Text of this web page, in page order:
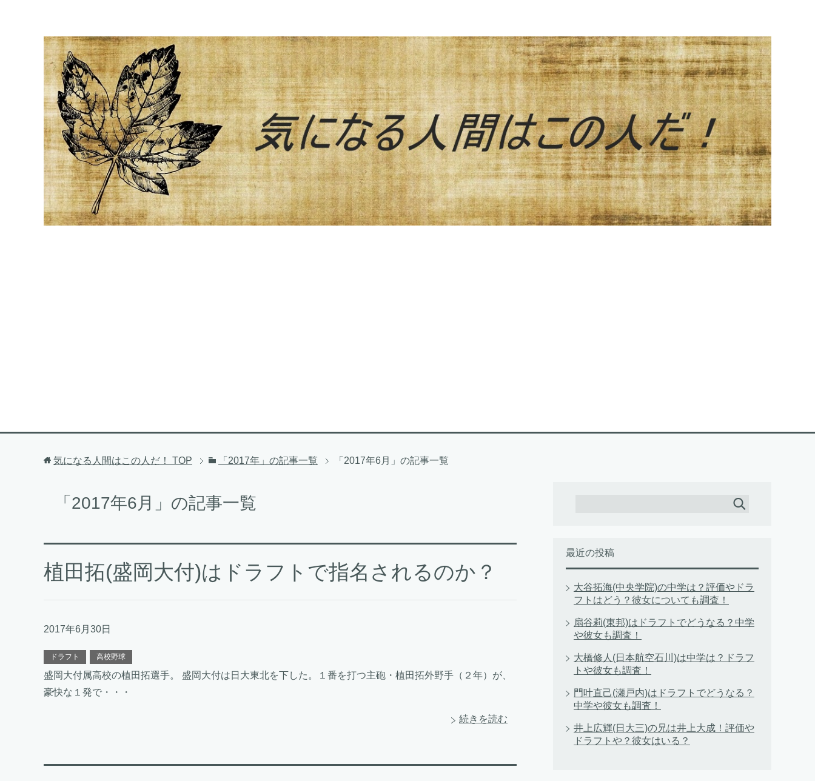
気になる人間はこの人だ！ TOP 「2017年」の記事一覧 「2017年6月」の記事一覧
「2017年6月」の記事一覧
植田拓(盛岡大付)はドラフトで指名されるのか？
2017年6月30日
ドラフト 高校野球
盛岡大付属高校の植田拓選手。 盛岡大付は日大東北を下した。１番を打つ主砲・植田拓外野手（２年）が、
豪快な１発で・・・
続きを読む
最近の投稿
大谷拓海(中央学院)の中学は？評価やドラ
フトはどう？彼女についても調査！
扇谷莉(東邦)はドラフトでどうなる？中学
や彼女も調査！
大橋修人(日本航空石川)は中学は？ドラフ
トや彼女も調査！
門叶直己(瀬戸内)はドラフトでどうなる？
中学や彼女も調査！
井上広輝(日大三)の兄は井上大成！評価や
ドラフトや？彼女はいる？